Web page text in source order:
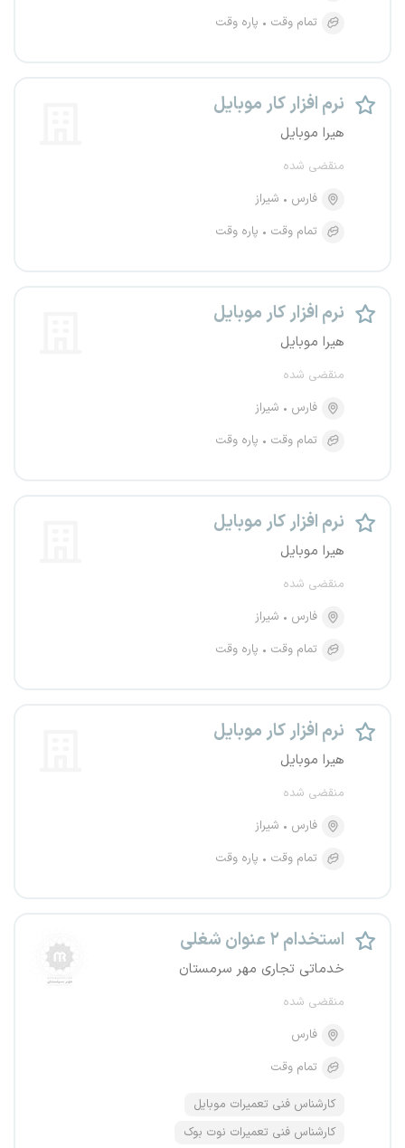
تمام وقت
پاره وقت
نرم افزار کار موبایل
هیرا موبایل
منقضی شده
فارس
شیراز
تمام وقت
پاره وقت
نرم افزار کار موبایل
هیرا موبایل
منقضی شده
فارس
شیراز
تمام وقت
پاره وقت
نرم افزار کار موبایل
هیرا موبایل
منقضی شده
فارس
شیراز
تمام وقت
پاره وقت
نرم افزار کار موبایل
هیرا موبایل
منقضی شده
فارس
شیراز
تمام وقت
پاره وقت
استخدام ۲ عنوان شغلی
خدماتی تجاری مهر سرمستان
منقضی شده
فارس
تمام وقت
کارشناس فنی تعمیرات موبایل
کارشناس فنی تعمیرات نوت بوک